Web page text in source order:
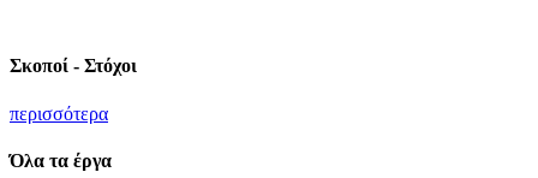
Σκοποί - Στόχοι
περισσότερα
Όλα τα έργα